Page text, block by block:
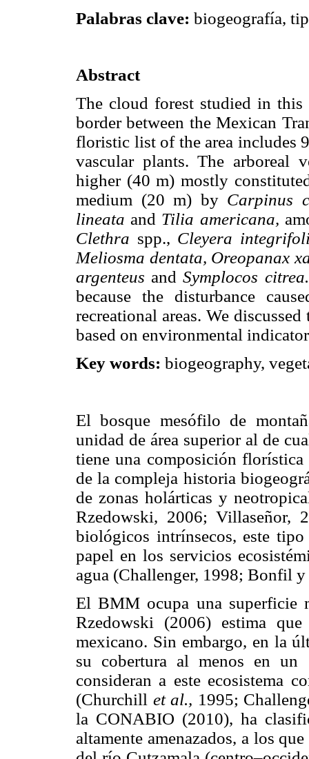
Palabras clave: biogeografía,
Abstract
The cloud forest studied in
border between the Mexican
floristic list of the area includes
vascular plants. The arboreal
higher (40 m) mostly
medium (20 m) by Carpinus
lineata and Tilia americana,
Clethra spp., Cleyera
Meliosma dentata, Oreopanax
argenteus andSymplocos
because the disturbance
recreational areas. We
based on environmental
Key words: biogeography,
El bosque mesófilo de
unidad de área superior al de
tiene una composición florística
de la compleja historia
de zonas holárticas y
Rzedowski, 2006; Villaseñor,
biológicos intrínsecos, este
papel en los servicios
agua (Challenger, 1998; Bonfil
El BMM ocupa una superficie
Rzedowski (2006) estima
mexicano. Sin embargo, en la
su cobertura al menos en
consideran a este ecosistema
(Churchill et al., 1995;
la CONABIO (2010), ha
altamente amenazados, a los